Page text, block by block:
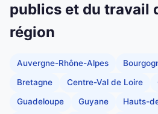
publics et du travail
région
Auvergne-Rhône-Alpes
Bretagne Centre-Val de Loire
Guadeloupe Guyane Hauts-